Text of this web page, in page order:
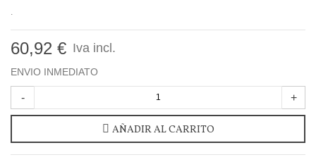
.
60,92 € Iva incl.
ENVIO INMEDIATO
- +
AÑADIR AL CARRITO